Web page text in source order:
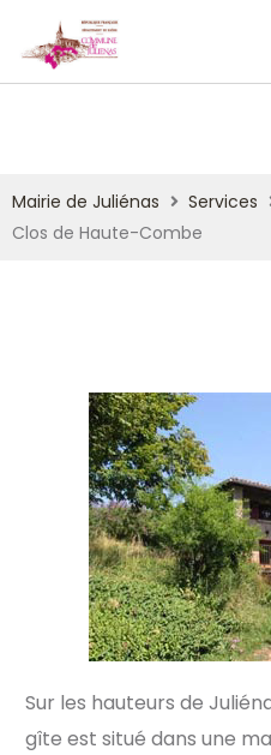
Mairie de Juliénas Services
Clos de Haute-Combe
Sur les hauteurs de
gîte est situé dans une